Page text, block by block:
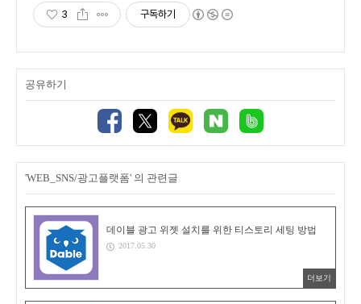
3 구독하기
공유하기
'WEB_SNS/광고플랫폼' 의 관련글
데이블 광고 위젯 설치를 위한 티스토리 세팅 방법
2017.05.30
더보기